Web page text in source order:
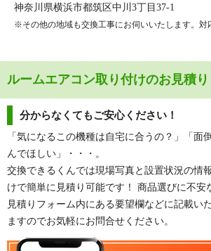
神奈川県横浜市都筑区中川3丁目37-1
※その他の地域も交換工事にお伺いいたします。対
ルームエアコン取り付けのお見積
分からなくてもご安心ください！
「気になるこの機種は自宅に合うの？」「面
んでほしい」・・・。
交換できるくんでは現場写真と設置状況の情
けで簡単に見積り可能です！ 商品選びに不安
見積りフォーム内にある要望欄などに記載い
ますのでお気軽にお問合せください。